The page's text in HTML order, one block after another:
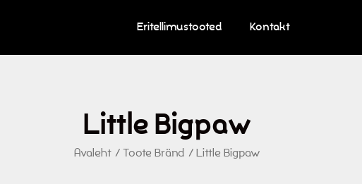
Eritellimustooted Kontakt
Little Bigpaw
Avaleht / Toote Bränd / Little Bigpaw